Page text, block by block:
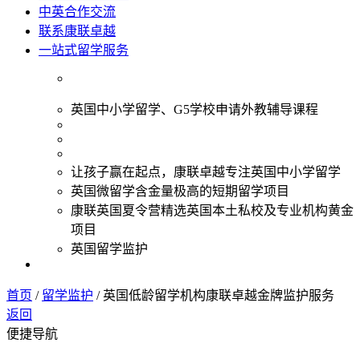
中英合作交流
联系康联卓越
一站式留学服务
英国中小学留学、G5学校申请外教辅导课程
让孩子赢在起点，康联卓越专注英国中小学留学
英国微留学含金量极高的短期留学项目
康联英国夏令营精选英国本土私校及专业机构黄金
项目
英国留学监护
首页 / 留学监护 / 英国低龄留学机构康联卓越金牌监护服务
返回
便捷导航